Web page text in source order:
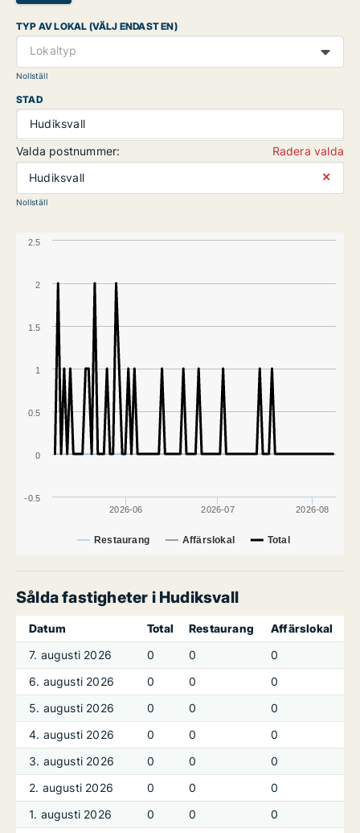
TYP AV LOKAL (VÄLJ ENDAST EN)
Lokaltyp
Nollställ
STAD
Hudiksvall
Valda postnummer:
Radera valda
Hudiksvall
⨯
Nollställ
Restaurang Affärslokal Total
2026-06 2026-07 2026-08
-0.5
0
0.5
1
1.5
2
2.5
Sålda fastigheter i Hudiksvall
Datum Total Restaurang
Affärslokal
7. augusti 2026
0 0
0
6. augusti 2026
0 0
0
5. augusti 2026
0 0
0
4. augusti 2026
0 0
0
3. augusti 2026
0 0
0
2. augusti 2026
0 0
0
1. augusti 2026
0 0
0